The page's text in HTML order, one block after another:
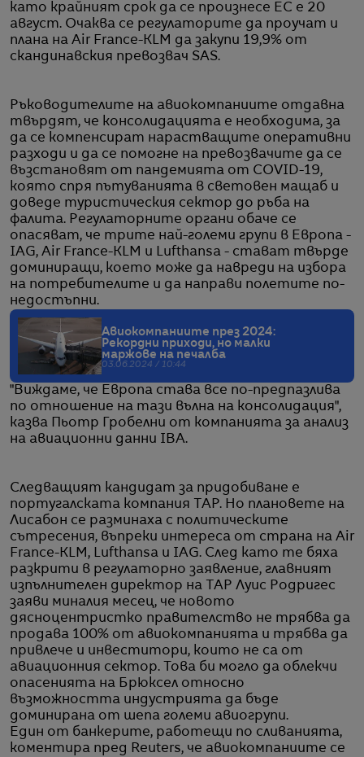
като крайният срок да се произнесе ЕС е 20
август. Очаква се регулаторите да проучат и
плана на Air France-KLM да закупи 19,9% от
скандинавския превозвач SAS.
Ръководителите на авиокомпаниите отдавна
твърдят, че консолидацията е необходима, за
да се компенсират нарастващите оперативни
разходи и да се помогне на превозвачите да се
възстановят от пандемията от COVID-19,
която спря пътуванията в световен мащаб и
доведе туристическия сектор до ръба на
фалита. Регулаторните органи обаче се
опасяват, че трите най-големи групи в Европа -
IAG, Air France-KLM и Lufthansa - стават твърде
доминиращи, което може да навреди на избора
на потребителите и да направи полетите по-
недостъпни.
Авиокомпаниите през 2024:
Рекордни приходи, но малки
маржове на печалба
03.06.2024 / 10:44
"Виждаме, че Европа става все по-предпазлива
по отношение на тази вълна на консолидация",
казва Пьотр Гробелни от компанията за анализ
на авиационни данни IBA.
Следващият кандидат за придобиване е
португалската компания TAP. Но плановете на
Лисабон се разминаха с политическите
сътресения, въпреки интереса от страна на Air
France-KLM, Lufthansa и IAG. След като те бяха
разкрити в регулаторно заявление, главният
изпълнителен директор на TAP Луис Родригес
заяви миналия месец, че новото
дясноцентристко правителство не трябва да
продава 100% от авиокомпанията и трябва да
привлече и инвеститори, които не са от
авиационния сектор. Това би могло да облекчи
опасенията на Брюксел относно
възможността индустрията да бъде
доминирана от шепа големи авиогрупи.
Един от банкерите, работещи по сливанията,
коментира пред Reuters, че авиокомпаниите се